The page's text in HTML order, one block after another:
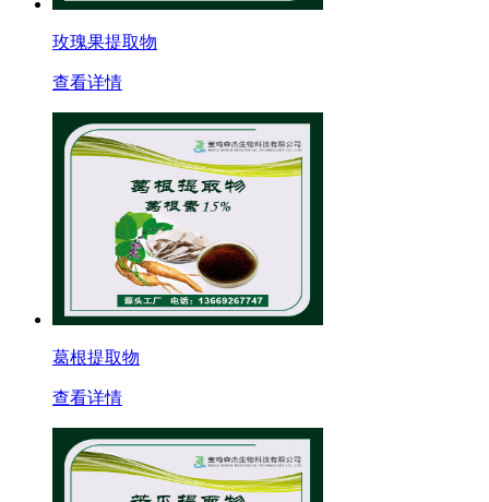
玫瑰果提取物
查看详情
葛根提取物
查看详情